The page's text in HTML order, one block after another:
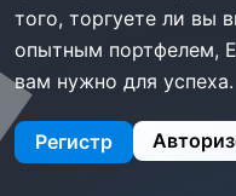
того, торгуете ли вы
опытным портфелем,
вам нужно для успеха.
Регистр